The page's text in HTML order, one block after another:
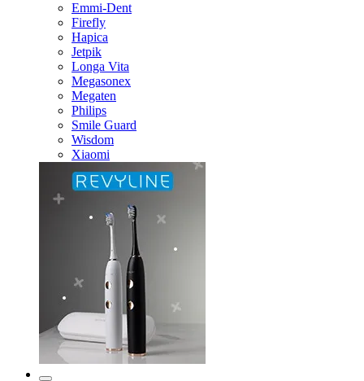
Emmi-Dent
Firefly
Hapica
Jetpik
Longa Vita
Megasonex
Megaten
Philips
Smile Guard
Wisdom
Xiaomi